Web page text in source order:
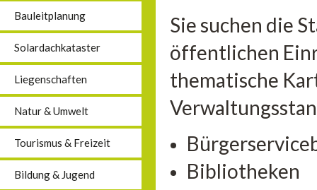
Bauleitplanung
Solardachkataster
Liegenschaften
Natur & Umwelt
Tourismus & Freizeit
Bildung & Jugend
Sie suchen die
öffentlichen
thematische
Bibliotheken